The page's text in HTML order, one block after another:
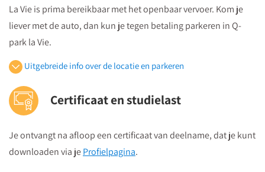
La Vie is prima bereikbaar met het openbaar vervoer. Kom je
liever met de auto, dan kun je tegen betaling parkeren in Q-
park la Vie.
Je volgt vanuit Utrecht Centraal Station de bewegwijzeringborden
vervolgens vanuit winkelcentrum "Hoog Catharijne" volgt u de
borden "Vredenburg".
Uitgebreide info over de locatie en parkeren
Certificaat en studielast
Je ontvangt na afloop een certificaat van deelname, dat je kunt
downloaden via jeProfielpagina.